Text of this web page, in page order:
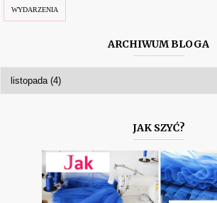
WYDARZENIA
ARCHIWUM BLOGA
JAK SZYĆ?